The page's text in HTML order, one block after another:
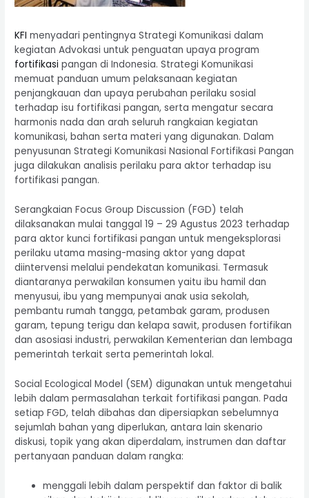
KFI menyadari pentingnya Strategi Komunikasi dalam
kegiatan Advokasi untuk penguatan upaya program
fortifikasi pangan di Indonesia. Strategi Komunikasi
memuat panduan umum pelaksanaan kegiatan
penjangkauan dan upaya perubahan perilaku sosial
terhadap isu fortifikasi pangan, serta mengatur secara
harmonis nada dan arah seluruh rangkaian kegiatan
komunikasi, bahan serta materi yang digunakan. Dalam
penyusunan Strategi Komunikasi Nasional Fortifikasi Pangan
juga dilakukan analisis perilaku para aktor terhadap isu
fortifikasi pangan.
Serangkaian Focus Group Discussion (FGD) telah
dilaksanakan mulai tanggal 19 – 29 Agustus 2023 terhadap
para aktor kunci fortifikasi pangan untuk mengeksplorasi
perilaku utama masing-masing aktor yang dapat
diintervensi melalui pendekatan komunikasi. Termasuk
diantaranya perwakilan konsumen yaitu ibu hamil dan
menyusui, ibu yang mempunyai anak usia sekolah,
pembantu rumah tangga, petambak garam, produsen
garam, tepung terigu dan kelapa sawit, produsen fortifikan
dan asosiasi industri, perwakilan Kementerian dan lembaga
pemerintah terkait serta pemerintah lokal.
Social Ecological Model (SEM) digunakan untuk mengetahui
lebih dalam permasalahan terkait fortifikasi pangan. Pada
setiap FGD, telah dibahas dan dipersiapkan sebelumnya
sejumlah bahan yang diperlukan, antara lain skenario
diskusi, topik yang akan diperdalam, instrumen dan daftar
pertanyaan panduan dalam rangka:
menggali lebih dalam perspektif dan faktor di balik